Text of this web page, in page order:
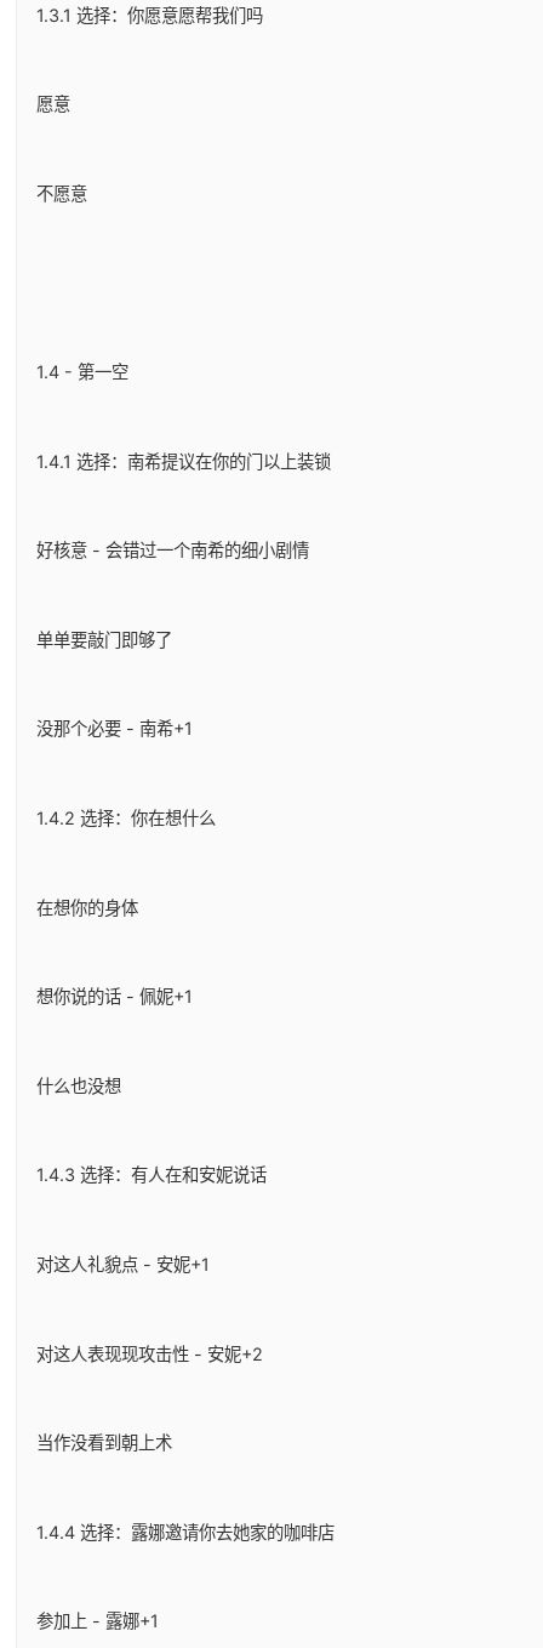
1.3.1 选择：你愿意愿帮我们吗
愿意
不愿意
1.4 - 第一空
1.4.1 选择：南希提议在你的门以上装锁
好核意 - 会错过一个南希的细小剧情
单单要敲门即够了
没那个必要 - 南希+1
1.4.2 选择：你在想什么
在想你的身体
想你说的话 - 佩妮+1
什么也没想
1.4.3 选择：有人在和安妮说话
对这人礼貌点 - 安妮+1
对这人表现现攻击性 - 安妮+2
当作没看到朝上术
1.4.4 选择：露娜邀请你去她家的咖啡店
参加上 - 露娜+1